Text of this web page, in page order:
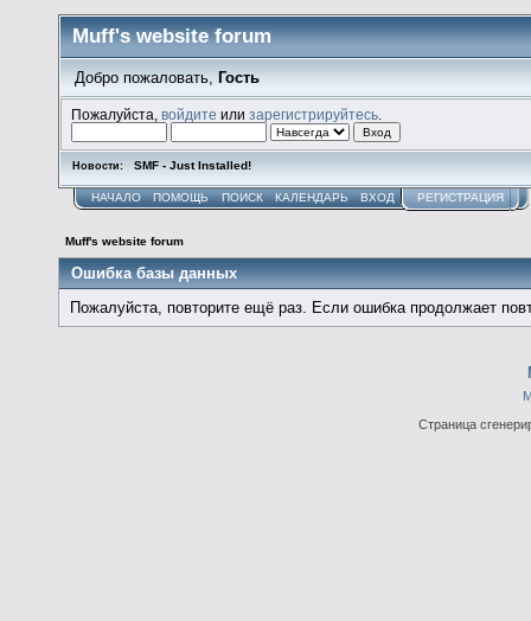
Muff's website forum
Добро пожаловать, Гость
Пожалуйста,войдите илизарегистрируйтесь
Новости: SMF - Just Installed!
НАЧАЛО ПОМОЩЬ ПОИСК КАЛЕНДАРЬ ВХОД РЕГИСТРАЦИЯ
Muff's website forum
Ошибка базы данных
Пожалуйста, повторите ещё раз. Если ошибка продолжает
Страница